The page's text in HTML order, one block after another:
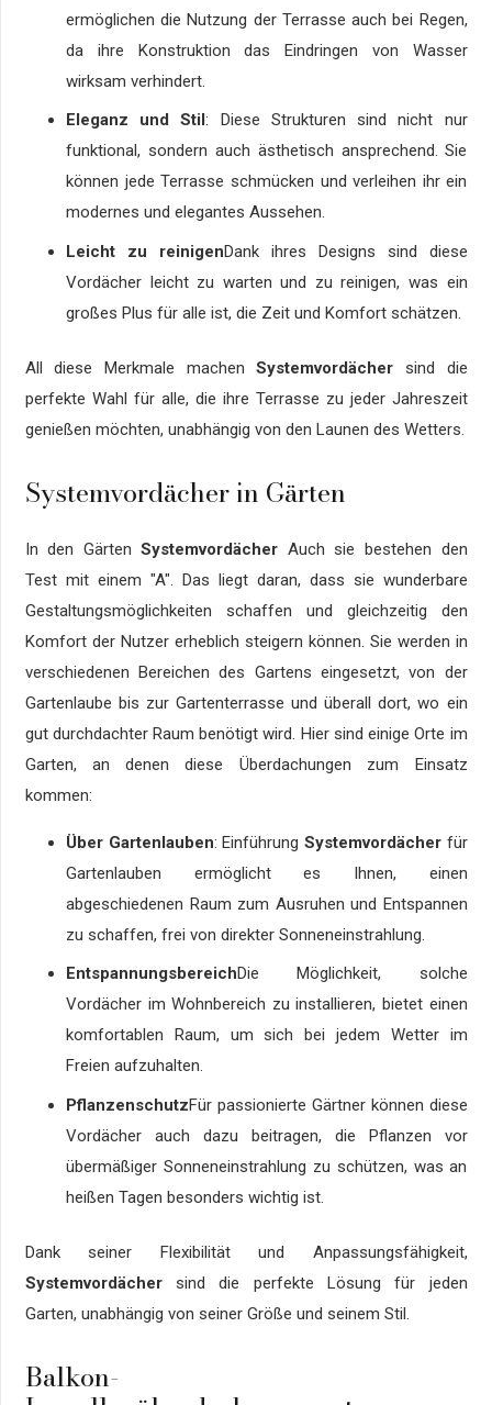
ermöglichen die Nutzung der Terrasse auch bei Regen,
da ihre Konstruktion das Eindringen von Wasser
wirksam verhindert.
Eleganz und Stil: Diese Strukturen sind nicht nur
funktional, sondern auch ästhetisch ansprechend. Sie
können jede Terrasse schmücken und verleihen ihr ein
modernes und elegantes Aussehen.
Leicht zu reinigenDank ihres Designs sind diese
Vordächer leicht zu warten und zu reinigen, was ein
großes Plus für alle ist, die Zeit und Komfort schätzen.
All diese Merkmale machenSystemvordächer sind die
perfekte Wahl für alle, die ihre Terrasse zu jeder Jahreszeit
genießen möchten, unabhängig von den Launen des Wetters.
Systemvordächer in Gärten
In den GärtenSystemvordächer Auch sie bestehen den
Test mit einem "A". Das liegt daran, dass sie wunderbare
Gestaltungsmöglichkeiten schaffen und gleichzeitig den
Komfort der Nutzer erheblich steigern können. Sie werden in
verschiedenen Bereichen des Gartens eingesetzt, von der
Gartenlaube bis zur Gartenterrasse und überall dort, wo ein
gut durchdachter Raum benötigt wird. Hier sind einige Orte im
Garten, an denen diese Überdachungen zum Einsatz
kommen:
Über Gartenlauben: Einführung Systemvordächerfür
Gartenlauben ermöglicht es Ihnen, einen
abgeschiedenen Raum zum Ausruhen und Entspannen
zu schaffen, frei von direkter Sonneneinstrahlung.
EntspannungsbereichDie Möglichkeit, solche
Vordächer im Wohnbereich zu installieren, bietet einen
komfortablen Raum, um sich bei jedem Wetter im
Freien aufzuhalten.
PflanzenschutzFür passionierte Gärtner können diese
Vordächer auch dazu beitragen, die Pflanzen vor
übermäßiger Sonneneinstrahlung zu schützen, was an
heißen Tagen besonders wichtig ist.
Dank seiner Flexibilität und Anpassungsfähigkeit,
Systemvordächersind die perfekte Lösung für jeden
Garten, unabhängig von seiner Größe und seinem Stil.
Balkon-